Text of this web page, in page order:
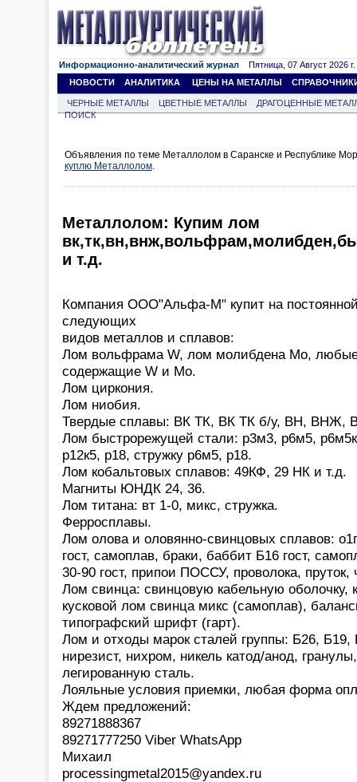
Информационно-аналитический журнал Пятница, 07 Август 2026 г.
НОВОСТИ
АНАЛИТИКА ЦЕНЫ НА МЕТАЛЛЫ
ЧЕРНЫЕ МЕТАЛЛЫ ЦВЕТНЫЕ МЕТАЛЛЫ
ДРАГОЦЕННЫЕ
ПОИСК
Объявления по теме Металлолом в Саранске и Республике
куплю Металлолом.
Металлолом: Купим лом
и т.д.
Компания ООО"Альфа-М" купит на
следующих
видов металлов и сплавов:
Лом вольфрама W, лом молибдена Mo,
содержащие W и Mo.
Лом циркония.
Лом ниобия.
Твердые сплавы: ВК ТК, ВК ТК б/у, ВН,
Лом быстрорежущей стали: р3м3, р6м5,
р12к5, р18, стружку р6м5, р18.
Лом кобальтовых сплавов: 49КФ, 29 НК и т.д.
Магниты ЮНДК 24, 36.
Лом титана: вт 1-0, микс, стружка.
Ферросплавы.
Лом олова и оловянно-свинцовых сплавов:
гост, самоплав, браки, баббит Б16 гост,
30-90 гост, припои ПОССУ, проволока,
Лом свинца: свинцовую кабельную оболочку,
кусковой лом свинца микс (самоплав),
типографский шрифт (гарт).
Лом и отходы марок сталей группы: Б26,
нирезист, нихром, никель катод/анод,
легированную сталь.
Лояльные условия приемки, любая форма
Ждем предложений:
89271888367
89271777250 Viber WhatsApp
Михаил
processingmetal2015@yandex.ru